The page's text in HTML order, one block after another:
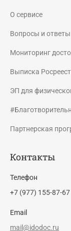
О сервисе
Вопросы и ответы
Мониторинг
Выписка
ЭП для
Партнерская
Контакты
Телефон
+7 (977) 155-87-67
Email
mail@idodoc.ru